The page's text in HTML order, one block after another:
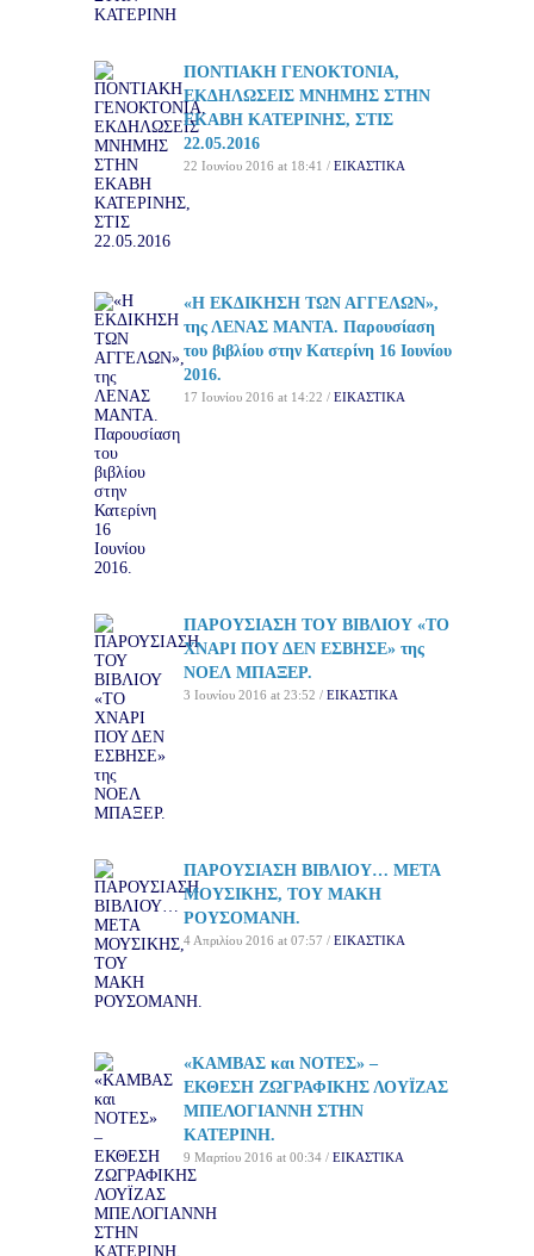
ΠΟΝΤΙΑΚΗ ΓΕΝΟΚΤΟΝΙΑ,
ΕΚΔΗΛΩΣΕΙΣ ΜΝΗΜΗΣ ΣΤΗΝ
ΕΚΑΒΗ ΚΑΤΕΡΙΝΗΣ, ΣΤΙΣ
22.05.2016
22 Ιουνίου 2016 at 18:41 / ΕΙΚΑΣΤΙΚΑ
«Η ΕΚΔΙΚΗΣΗ ΤΩΝ ΑΓΓΕΛΩΝ»,
της ΛΕΝΑΣ ΜΑΝΤΑ. Παρουσίαση
του βιβλίου στην Κατερίνη 16 Ιουνίου
2016.
17 Ιουνίου 2016 at 14:22 / ΕΙΚΑΣΤΙΚΑ
ΠΑΡΟΥΣΙΑΣΗ ΤΟΥ ΒΙΒΛΙΟΥ «ΤΟ
ΧΝΑΡΙ ΠΟΥ ΔΕΝ ΕΣΒΗΣΕ» της
ΝΟΕΛ ΜΠΑΞΕΡ.
3 Ιουνίου 2016 at 23:52 / ΕΙΚΑΣΤΙΚΑ
ΠΑΡΟΥΣΙΑΣΗ ΒΙΒΛΙΟΥ… ΜΕΤΑ
ΜΟΥΣΙΚΗΣ, ΤΟΥ ΜΑΚΗ
ΡΟΥΣΟΜΑΝΗ.
4 Απριλίου 2016 at 07:57 / ΕΙΚΑΣΤΙΚΑ
«ΚΑΜΒΑΣ και ΝΟΤΕΣ» –
ΕΚΘΕΣΗ ΖΩΓΡΑΦΙΚΗΣ ΛΟΥΪΖΑΣ
ΜΠΕΛΟΓΙΑΝΝΗ ΣΤΗΝ
ΚΑΤΕΡΙΝΗ.
9 Μαρτίου 2016 at 00:34 / ΕΙΚΑΣΤΙΚΑ